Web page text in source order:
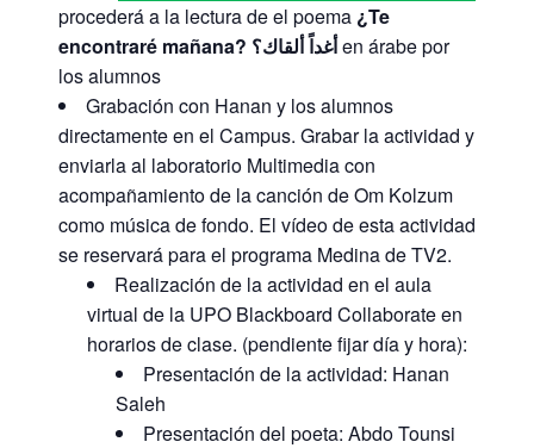
procederá a la lectura de el poema ¿Te
encontraré mañana?
أغداً ألقاك؟en árabe por
los alumnos
Grabación con Hanan y los alumnos
directamente en el Campus. Grabar la actividad y
enviarla al laboratorio Multimedia con
acompañamiento de la canción de Om Kolzum
como música de fondo. El vídeo de esta actividad
se reservará para el programa Medina de TV2.
Realización de la actividad en el aula
virtual de la UPO Blackboard Collaborate en
horarios de clase. (pendiente fijar día y hora):
Presentación de la actividad: Hanan
Saleh
Presentación del poeta: Abdo Tounsi